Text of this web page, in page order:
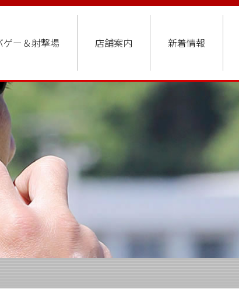
ゲー＆射撃場 店舗案内 新着情報